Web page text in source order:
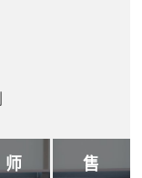
师
售